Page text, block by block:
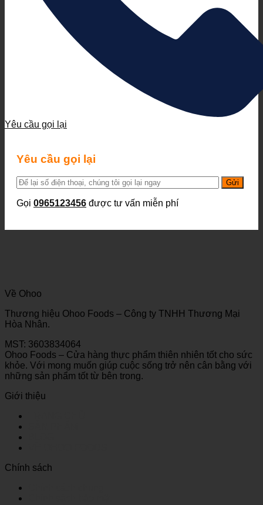
Yêu cầu gọi lại
Yêu cầu gọi lại
Gọi 0965123456 được tư vấn miễn phí
Về Ohoo
Thương hiệu Ohoo Foods – Công ty TNHH Thương Mại
Hòa Nhân.
MST: 3603834064
Ohoo Foods – Cửa hàng thực phẩm thiên nhiên tốt cho sức
khỏe. Với mong muốn giúp cuộc sống trở nên cân bằng với
những sản phẩm tốt từ bên trong.
Giới thiệu
Chính sách